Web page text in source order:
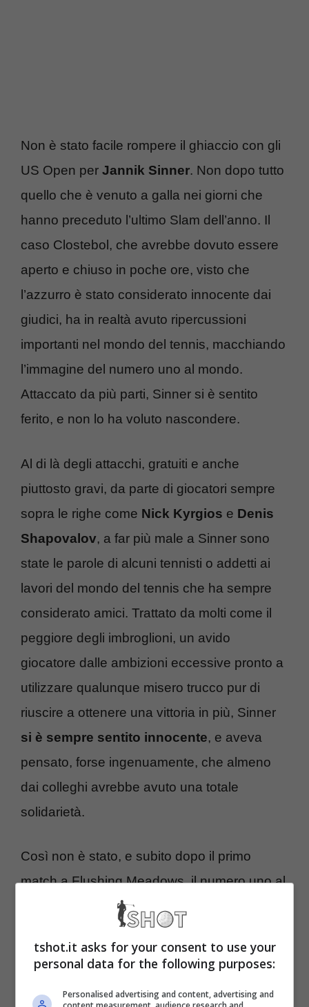
Non è stato facile rompere il ghiaccio con gli
US Open per Jannik Sinner. Non dopo tutto
quello che è venuto a galla nei giorni che
hanno preceduto l’ultimo Slam dell’anno. Il
caso Clostebol, che avrebbe dovuto essere
aperto e chiuso in poche ore, visto che
l’azzurro è stato considerato innocente dai
giudici, ha in realtà avuto ripercussioni
importanti nel mondo del tennis, macchiando
l’immagine del numero uno al mondo.
Attaccato da più parti, Sinner si è sentito
ferito, e non lo ha voluto nascondere.
Al di là degli attacchi, gratuiti e anche
piuttosto gravi, da parte di giocatori sempre
sopra le righe come Nick Kyrgios e Denis
Shapovalov, a far più male a Sinner sono
state le parole di alcuni tennisti o addetti ai
lavori del mondo del tennis che ha sempre
considerato amici. Trattato da molti come il
peggiore degli imbroglioni, un avido
giocatore dalle ambizioni eccessive pronto a
utilizzare qualunque misero trucco pur di
riuscire a ottenere una vittoria in più, Sinner
si è sempre sentito innocente, e aveva
pensato, forse ingenuamente, che almeno
dai colleghi avrebbe avuto una totale
solidarietà.
Così non è stato, e subito dopo il primo
match a Flushing Meadows, il numero uno al
mondo si è voluto togliere un piccolo
sassolino dalle scarpe, spiegando per filo e
per segno cosa gli ha insegnato tutta questa
tshot.it asks for your consent to use your
personal data for the following purposes:
Personalised advertising and content, advertising and